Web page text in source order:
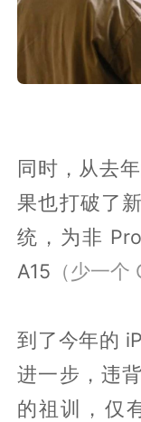
同时，从去
果也打破了
统，为非
A15 （少一个
到了今年的
进一步，违
的祖训，仅